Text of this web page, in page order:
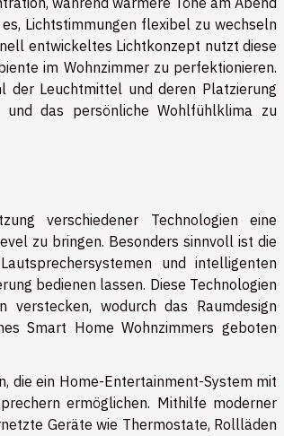
Lichtstimmungen flexibel zu wechseln
entwickeltes Lichtkonzept nutzt diese
im Wohnzimmer zu perfektionieren.
der Leuchtmittel und deren Platzierung
das persönliche Wohlfühlklima zu
verschiedener Technologien eine
zu bringen. Besonders sinnvoll ist die
und intelligenten
bedienen lassen. Diese Technologien
wodurch das Raumdesign
Smart Home Wohnzimmers geboten
die ein Home-Entertainment-System mit
ermöglichen. Mithilfe moderner
Geräte wie Thermostate, Rollläden